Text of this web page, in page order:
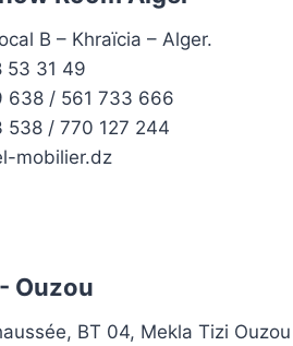
B – Khraïcia – Alger.
53 31 49
638 / 561 733 666
538 / 770 127 244
mobilier.dz
Ouzou
BT 04, Mekla Tizi Ouzou